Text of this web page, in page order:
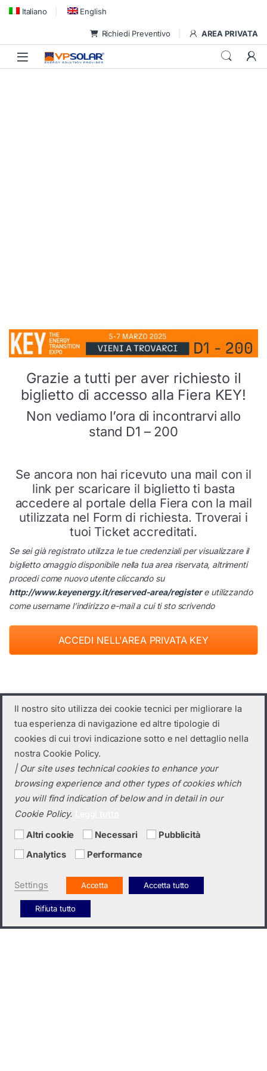
Skip to navigation
Skip to content
Italiano English
Richiedi Preventivo AREA PRIVATA
Grazie a tutti per aver richiesto il
biglietto di accesso alla Fiera KEY!
Non vediamo l’ora di incontrarvi allo
stand D1 – 200
Se ancora non hai ricevuto una mail con il
link per scaricare il biglietto ti basta
accedere al portale della Fiera con la mail
utilizzata nel Form di richiesta. Troverai i
tuoi Ticket accreditati.
Se sei già registrato utilizza le tue credenziali per visualizzare il
biglietto omaggio disponibile nella tua area riservata, altrimenti
procedi come nuovo utente cliccando su
http://www.keyenergy.it/reserved-area/registere utilizzando
come username l’indirizzo e-mail a cui ti sto scrivendo
ACCEDI NELL'AREA PRIVATA KEY
Il nostro sito utilizza dei cookie tecnici per migliorare la
tua esperienza di navigazione ed altre tipologie di
cookies di cui trovi indicazione sotto e nel dettaglio nella
nostra Cookie Policy.
| Our site uses technical cookies to enhance your
browsing experience and other types of cookies which
you will find indication of below and in detail in our
Cookie Policy.
Altri cookie Necessari
Pubblicità
Analytics
Performance
Settings Accetta Accetta tutto
Rifiuta tutto